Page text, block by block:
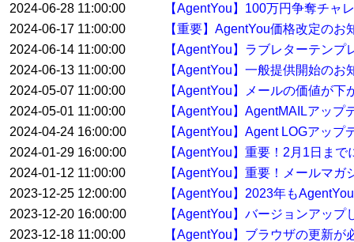
2024-06-28 11:00:00
【AgentYou】100万円争奪チャ
2024-06-17 11:00:00
【重要】AgentYou価格改定のお
2024-06-14 11:00:00
【AgentYou】ラブレターテン
2024-06-13 11:00:00
【AgentYou】一般提供開始のお
2024-05-07 11:00:00
【AgentYou】メールの価値が
2024-05-01 11:00:00
【AgentYou】AgentMAILアップ
2024-04-24 16:00:00
【AgentYou】Agent LOGアップ
2024-01-29 16:00:00
【AgentYou】重要！2月1日ま
2024-01-12 11:00:00
【AgentYou】重要！メールマ
2023-12-25 12:00:00
【AgentYou】2023年も
2023-12-20 16:00:00
【AgentYou】バージョンアッ
2023-12-18 11:00:00
【AgentYou】ブラウザの更新が